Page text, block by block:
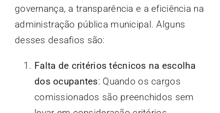
governança, a transparência e a eficiência na
administração pública municipal. Alguns
desses desafios são:
Falta de critérios técnicos na escolha
dos ocupantes: Quando os cargos
comissionados são preenchidos sem